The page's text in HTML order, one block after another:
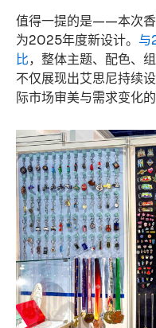
值得一提的是——本次香
为2025年度新设计。 与
比，整体主题、配色、
不仅展现出艾思尼持续
际市场审美与需求变化